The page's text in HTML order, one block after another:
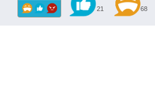
21 68